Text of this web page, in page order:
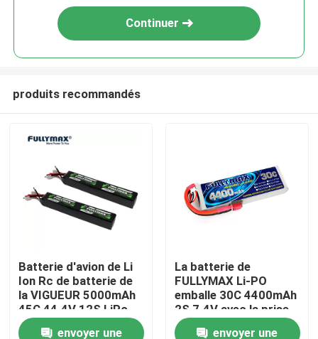
Produits
A propos de nous
Continuer
produits recommandés
Batterie d'avion de Li
Ion Rc de batterie de
la VIGUEUR 5000mAh
45C 44.4V 12S LiPo
envoyer une
La batterie de
FULLYMAX Li-PO
emballe 30C 4400mAh
2S 7.4V avec la prise
de T pour le camion
envoyer une